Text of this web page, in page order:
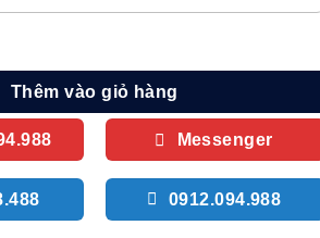
EDS854N3SB | 8.5 kg thông hơi số lượng
Thêm vào giỏ hàng
Messenger
0912.094.988